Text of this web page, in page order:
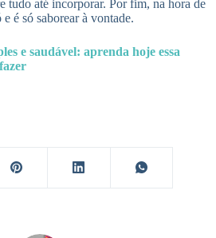
tudo até incorporar. Por fim, na hora de
é só saborear à vontade.
e saudável: aprenda hoje essa